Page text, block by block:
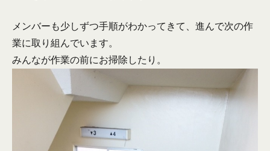
メンバーも少しずつ手順がわかってきて、進んで次の作
業に取り組んでいます。
みんなが作業の前にお掃除したり。